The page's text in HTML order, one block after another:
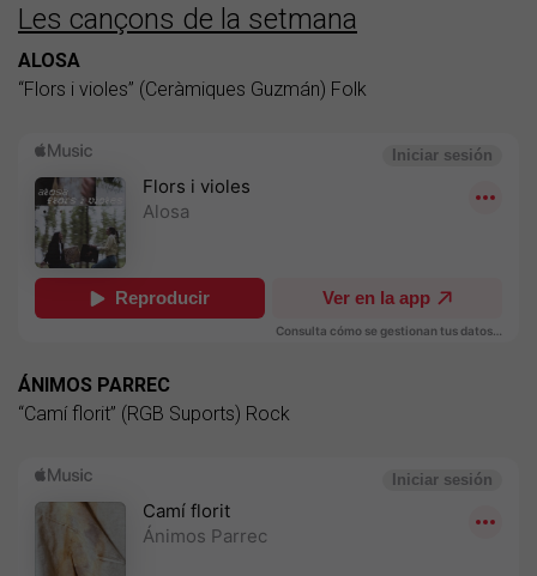
Les cançons de la setmana
ALOSA
“Flors i violes” (Ceràmiques Guzmán) Folk
ÁNIMOS PARREC
“Camí florit” (RGB Suports) Rock